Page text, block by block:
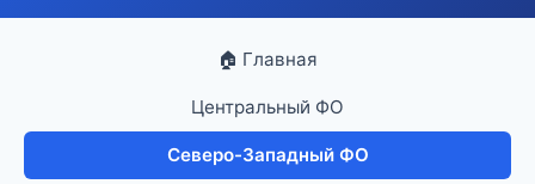
🏠 Главная
Центральный ФО
Северо-Западный ФО